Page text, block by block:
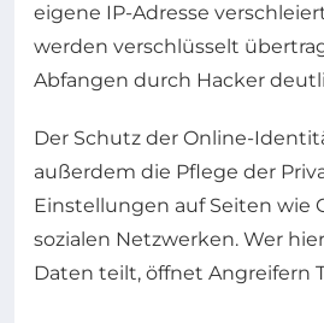
eigene IP-Adresse
werden verschlüsselt
Abfangen durch Hacker
Der Schutz der Online-
außerdem die Pflege der
Einstellungen auf Seiten wie
sozialen Netzwerken. Wer
Daten teilt, öffnet Angreifern